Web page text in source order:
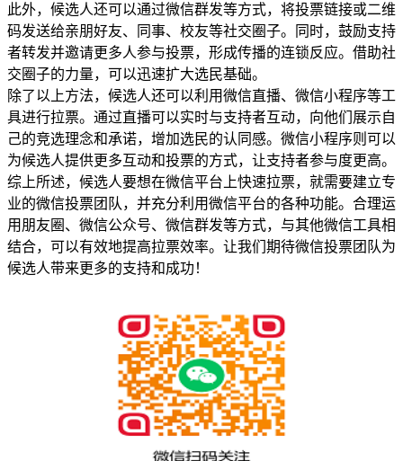
此外，候选人还可以通过微信群发等方式，将投票链接或二维
码发送给亲朋好友、同事、校友等社交圈子。同时，鼓励支持
者转发并邀请更多人参与投票，形成传播的连锁反应。借助社
交圈子的力量，可以迅速扩大选民基础。
除了以上方法，候选人还可以利用微信直播、微信小程序等工
具进行拉票。通过直播可以实时与支持者互动，向他们展示自
己的竞选理念和承诺，增加选民的认同感。微信小程序则可以
为候选人提供更多互动和投票的方式，让支持者参与度更高。
综上所述，候选人要想在微信平台上快速拉票，就需要建立专
业的微信投票团队，并充分利用微信平台的各种功能。合理运
用朋友圈、微信公众号、微信群发等方式，与其他微信工具相
结合，可以有效地提高拉票效率。让我们期待微信投票团队为
候选人带来更多的支持和成功！